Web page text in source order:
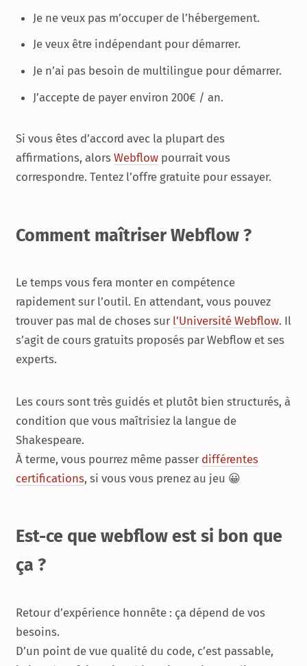
Je ne veux pas m’occuper de l’hébergement.
Je veux être indépendant pour démarrer.
Je n’ai pas besoin de multilingue pour démarrer.
J’accepte de payer environ 200€ / an.
Si vous êtes d’accord avec la plupart des
affirmations, alors Webflow pourrait vous
correspondre. Tentez l’offre gratuite pour essayer.
Comment maîtriser Webflow ?
Le temps vous fera monter en compétence
rapidement sur l’outil. En attendant, vous pouvez
trouver pas mal de choses sur l’Université Webflow. Il
s’agit de cours gratuits proposés par Webflow et ses
experts.
Les cours sont très guidés et plutôt bien structurés, à
condition que vous maîtrisiez la langue de
Shakespeare.
À terme, vous pourrez même passer différentes
certifications, si vous vous prenez au jeu 😀
Est-ce que webflow est si bon que
ça ?
Retour d’expérience honnête : ça dépend de vos
besoins.
D’un point de vue qualité du code, c’est passable,